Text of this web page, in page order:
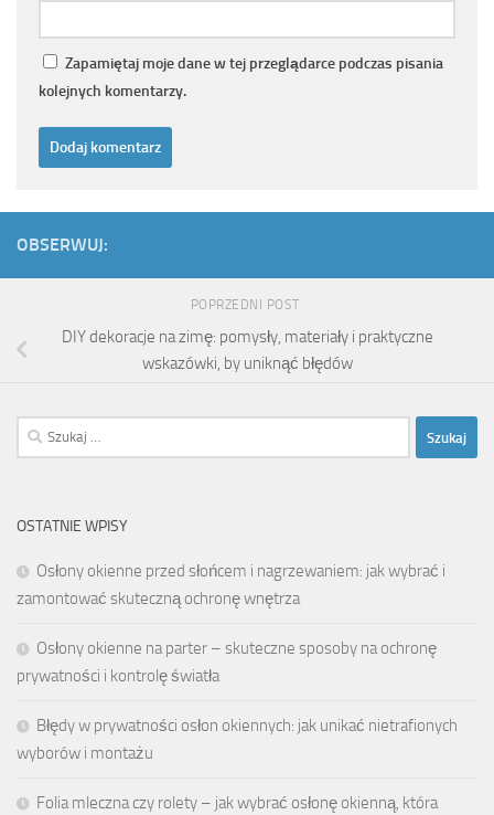
Zapamiętaj moje dane w tej przeglądarce podczas pisania
kolejnych komentarzy.
OBSERWUJ:
POPRZEDNI POST
DIY dekoracje na zimę: pomysły, materiały i praktyczne
wskazówki, by uniknąć błędów
Szukaj:
OSTATNIE WPISY
Osłony okienne przed słońcem i nagrzewaniem: jak wybrać i
zamontować skuteczną ochronę wnętrza
Osłony okienne na parter – skuteczne sposoby na ochronę
prywatności i kontrolę światła
Błędy w prywatności osłon okiennych: jak unikać nietrafionych
wyborów i montażu
Folia mleczna czy rolety – jak wybrać osłonę okienną, która